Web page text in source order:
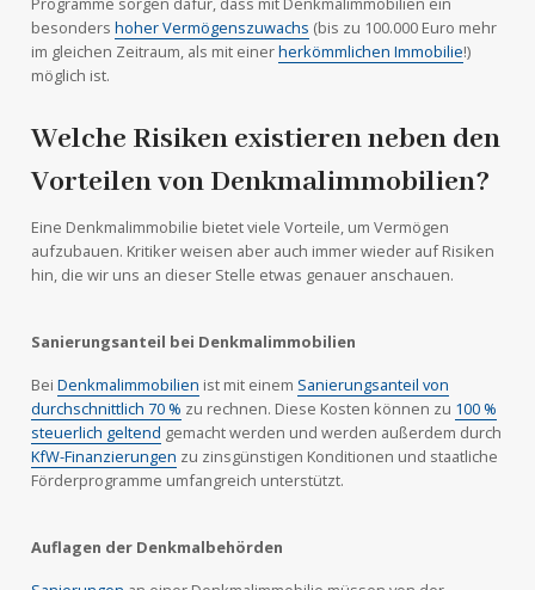
besonders hoher Vermögenszuwachs (bis zu 100.000 Euro mehr
im gleichen Zeitraum, als mit einerherkömmlichen Immobilie!)
möglich ist.
Welche Risiken existieren neben den
Vorteilen von Denkmalimmobilien?
Eine Denkmalimmobilie bietet viele Vorteile, um Vermögen
aufzubauen. Kritiker weisen aber auch immer wieder auf Risiken
hin, die wir uns an dieser Stelle etwas genauer anschauen.
Sanierungsanteil bei Denkmalimmobilien
Bei Denkmalimmobilien ist mit einem Sanierungsanteil von
durchschnittlich 70 % zu rechnen. Diese Kosten können zu 100 %
steuerlich geltend gemacht werden und werden außerdem durch
KfW-Finanzierungen zu zinsgünstigen Konditionen und staatliche
Förderprogramme umfangreich unterstützt.
Auflagen der Denkmalbehörden